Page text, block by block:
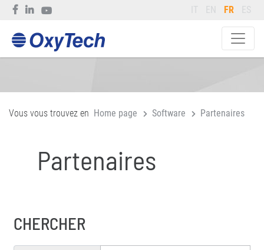
IT EN FR ES
Vous vous trouvez en Home page Software Partenaires
Partenaires
CHERCHER